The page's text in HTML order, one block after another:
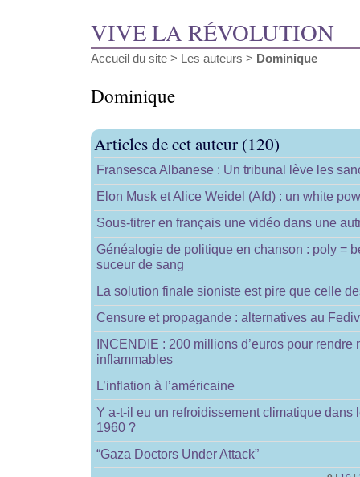
VIVE LA RÉVOLUTION
Accueil du site > Les auteurs > Dominique
Dominique
Articles de cet auteur (120)
Fransesca Albanese : Un tribunal lève les
Elon Musk et Alice Weidel (Afd) : un white
Sous-titrer en français une vidéo dans une
Généalogie de politique en chanson : poly =
suceur de sang
La solution finale sioniste est pire que celle
Censure et propagande : alternatives au
INCENDIE : 200 millions d’euros pour rendre
inflammables
L’inflation à l’américaine
Y a-t-il eu un refroidissement climatique dans
1960 ?
“Gaza Doctors Under Attack”